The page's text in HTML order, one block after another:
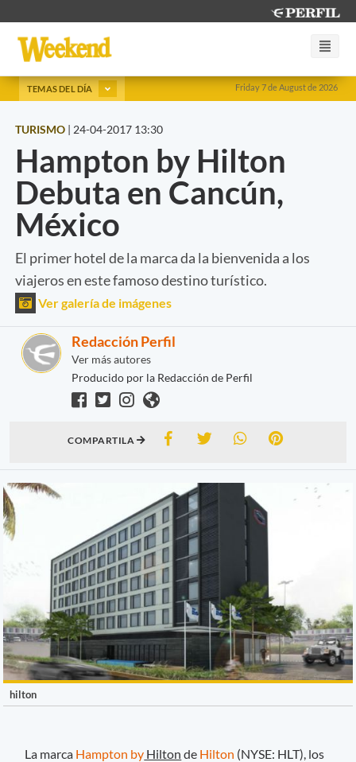
Friday 7 de August de 2026
TEMAS DEL DÍA
TURISMO | 24-04-2017 13:30
Hampton by Hilton
Debuta en Cancún,
México
El primer hotel de la marca da la bienvenida a los
viajeros en este famoso destino turístico.
Ver galería de imágenes
Redacción Perfil
Ver más autores
Producido por la Redacción de Perfil
COMPARTILA
hilton
La marca Hampton by Hilton de Hilton (NYSE: HLT), los